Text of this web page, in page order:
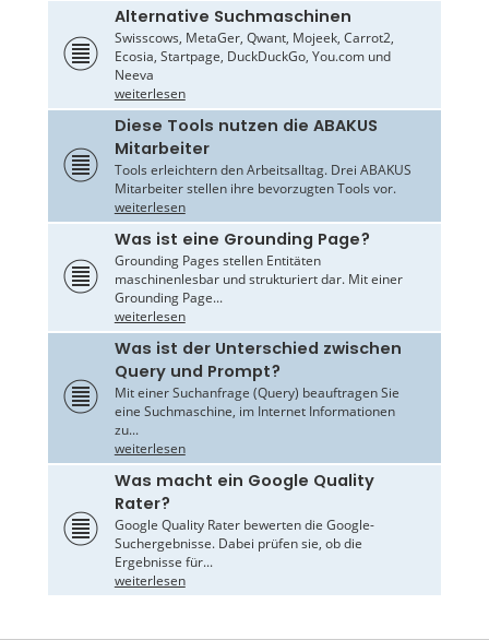
Alternative Suchmaschinen
Swisscows, MetaGer, Qwant, Mojeek, Carrot2,
Ecosia, Startpage, DuckDuckGo, You.com und
Neeva
weiterlesen
Diese Tools nutzen die ABAKUS
Mitarbeiter
Tools erleichtern den Arbeitsalltag. Drei ABAKUS
Mitarbeiter stellen ihre bevorzugten Tools vor.
weiterlesen
Was ist eine Grounding Page?
Grounding Pages stellen Entitäten
maschinenlesbar und strukturiert dar. Mit einer
Grounding Page...
weiterlesen
Was ist der Unterschied zwischen
Query und Prompt?
Mit einer Suchanfrage (Query) beauftragen Sie
eine Suchmaschine, im Internet Informationen
zu...
weiterlesen
Was macht ein Google Quality
Rater?
Google Quality Rater bewerten die Google-
Suchergebnisse. Dabei prüfen sie, ob die
Ergebnisse für...
weiterlesen